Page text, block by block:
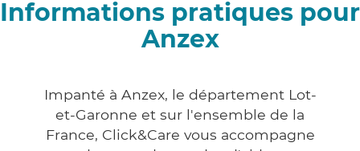
Informations pratiques pour
Anzex
Impanté à Anzex, le département Lot-
et-Garonne et sur l'ensemble de la
France, Click&Care vous accompagne